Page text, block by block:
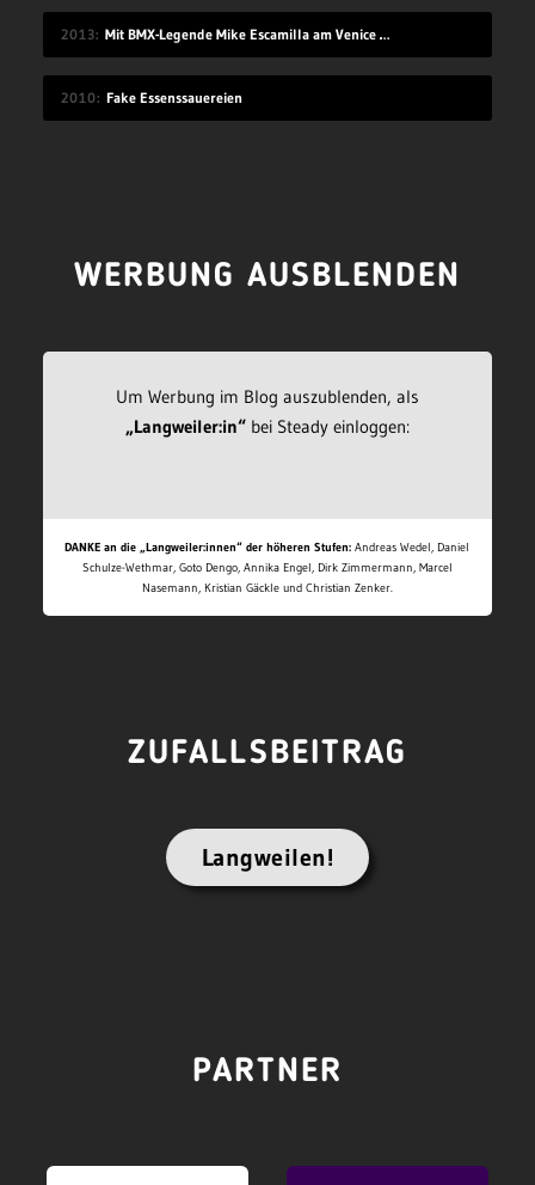
2013 Mit BMX-Legende Mike Escamilla am Venice Beach
2010 Fake Essenssauereien
WERBUNG AUSBLENDEN
Um Werbung im Blog auszublenden, als
„Langweiler:in“bei Steady einloggen:
DANKE an die „Langweiler:innen“ der höheren Stufen: Andreas Wedel, Daniel
Schulze-Wethmar, Goto Dengo, Annika Engel, Dirk Zimmermann, Marcel
Nasemann, Kristian Gäckle und Christian Zenker.
ZUFALLSBEITRAG
Langweilen!
PARTNER